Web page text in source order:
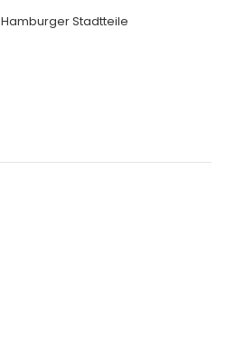
Hamburger Stadtteile